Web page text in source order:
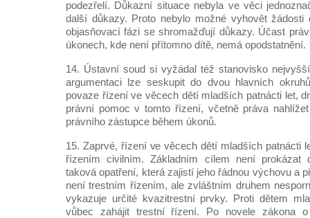
podezřelí. Důkazní situace nebyla ve věci
další důkazy. Proto nebylo možné vyhovět
objasňovací fázi se shromažďují důkazy. Účast
úkonech, kde není přítomno dítě, nemá opodstatnění.
14. Ústavní soud si vyžádal též stanovisko
argumentaci lze seskupit do dvou hlavních
povaze řízení ve věcech dětí mladších patnácti let,
právní pomoc v tomto řízení, včetně práva
právního zástupce během úkonů.
15. Zaprvé, řízení ve věcech dětí mladších patnácti
řízením civilním. Základním cílem není prokázat
taková opatření, která zajistí jeho řádnou výchovu a
není trestním řízením, ale zvláštním druhem
vykazuje určité kvazitrestní prvky. Proti dětem
vůbec zahájit trestní řízení. Po novele zákona